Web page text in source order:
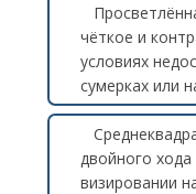
чёткое и
условиях
сумерках или
двойного
визировании